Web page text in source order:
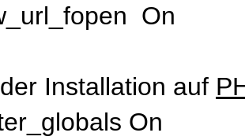
On
Installation auf
On